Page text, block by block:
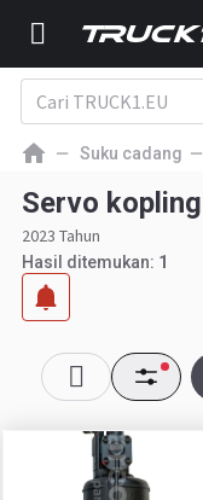
Suku cadang
Servo kopling
2023 Tahun
Hasil ditemukan: 1